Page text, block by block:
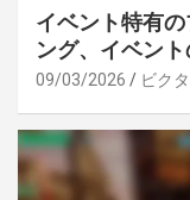
イベント特有
ング、イベン
09/03/2026 ビク